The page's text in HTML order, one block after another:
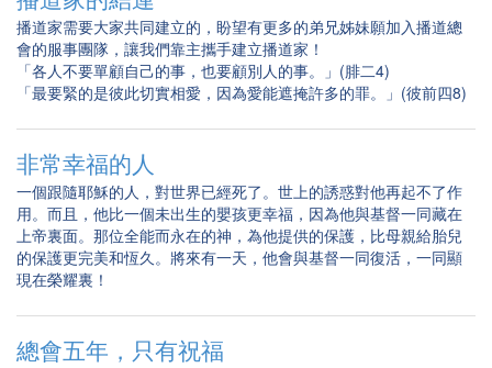
播道家需要大家共同建立的，盼望有更多的弟兄姊妹願加入播道總
會的服事團隊，讓我們靠主攜手建立播道家！
「各人不要單顧自己的事，也要顧別人的事。」(腓二4)
「最要緊的是彼此切實相愛，因為愛能遮掩許多的罪。」(彼前四8)
非常幸福的人
一個跟隨耶穌的人，對世界已經死了。世上的誘惑對他再起不了作
用。而且，他比一個未出生的嬰孩更幸福，因為他與基督一同藏在
上帝裏面。那位全能而永在的神，為他提供的保護，比母親給胎兒
的保護更完美和恆久。將來有一天，他會與基督一同復活，一同顯
現在榮耀裏！
總會五年，只有祝福